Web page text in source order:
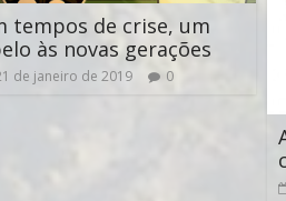
tempos de crise, um
às novas gerações
de janeiro de 2019 0